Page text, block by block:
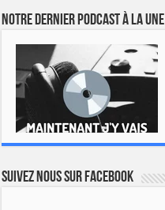
Notre dernier podcast à la une
Suivez nous sur Facebook